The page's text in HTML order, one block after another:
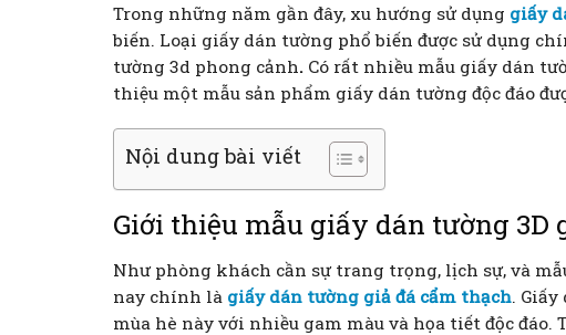
Trong những năm gần đây, xu hướng sử dụng giấy
biến. Loại giấy dán tường phổ biến được sử dụng
tường 3d phong cảnh. Có rất nhiều mẫu giấy dán
thiệu một mẫu sản phẩm giấy dán tường độc đáo
Nội dung bài viết
Giới thiệu mẫu giấy dán tường 3D
Như phòng khách cần sự trang trọng, lịch sự, và
nay chính là giấy dán tường giả đá cẩm thạch.
mùa hè này với nhiều gam màu và họa tiết độc